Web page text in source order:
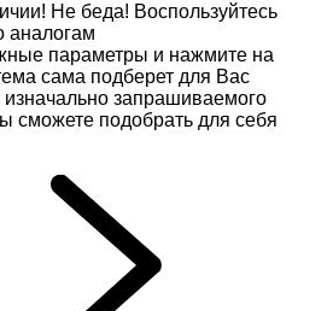
Не беда! Воспользуйтесь
аналогам
параметры и нажмите на
сама подберет для Вас
запрашиваемого
сможете подобрать для себя